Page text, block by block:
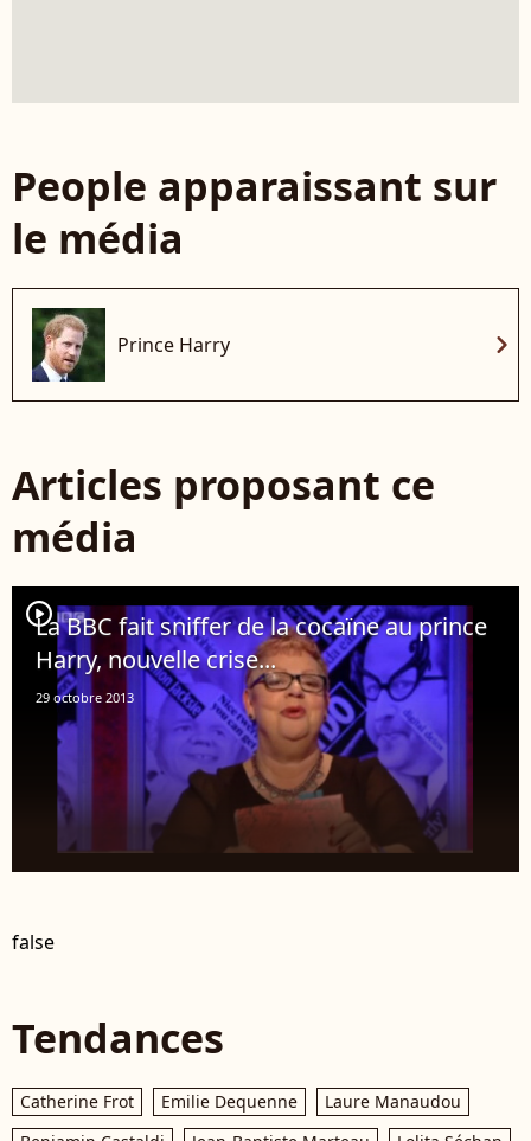
People apparaissant sur
le média
Prince Harry chevron_right
Articles proposant ce
média
player2
La BBC fait sniffer de la cocaïne au prince
Harry, nouvelle crise...
29 octobre 2013
false
Tendances
Catherine Frot Emilie Dequenne
Laure Manaudou